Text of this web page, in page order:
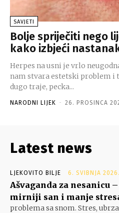
SAVJETI
Bolje spriječiti nego
kako izbjeći
Herpes na usni je vrlo
nam stvara estetski problem i
dugo traje, pecka...
NARODNI LIJEK - 26. PROSINCA
Latest news
LJEKOVITO BILJE 6. SVIBNJA 2026.
Ašvaganda za nesanicu
mirniji san i manje
problema sa snom. Stres,